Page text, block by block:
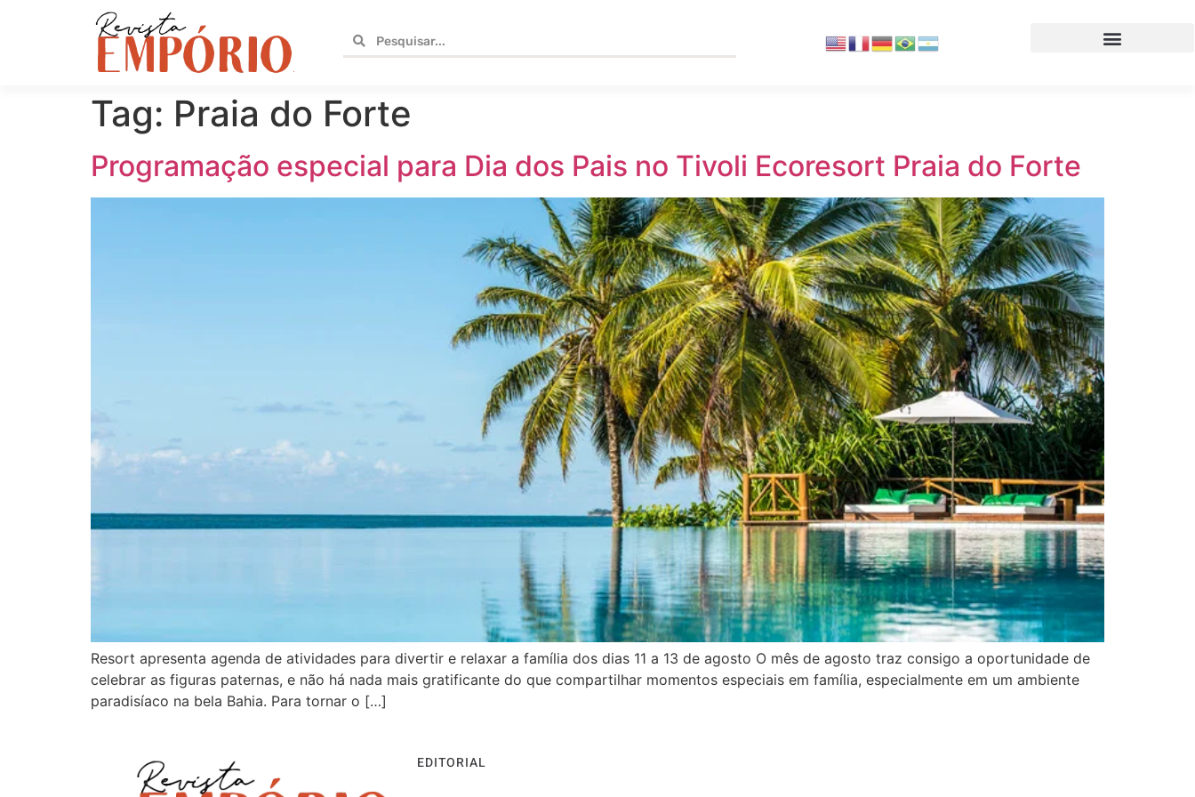
Tag: Praia do Forte
Programação especial para Dia dos Pais no Tivoli Ecoresort Praia do Forte
Resort apresenta agenda de atividades para divertir e relaxar a família dos dias 11 a 13 de agosto O mês de agosto traz consigo a oportunidade de
celebrar as figuras paternas, e não há nada mais gratificante do que compartilhar momentos especiais em família, especialmente em um ambiente
paradisíaco na bela Bahia. Para tornar o […]
EDITORIAL